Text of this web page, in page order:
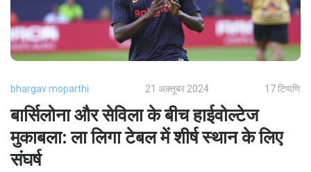
bhargav moparthi 21 अक्तूबर 2024 17 टिप्पणि
बार्सिलोना और सेविला के बीच हाईवोल्टेज
मुकाबला: ला लिगा टेबल में शीर्ष स्थान के लिए
संघर्ष